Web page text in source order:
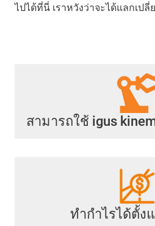
ไปได้ที่นี่ เราหวังว่าจะได้แลกเ
สามารถใช้ igus
ทำกำไรได้ตั้ง